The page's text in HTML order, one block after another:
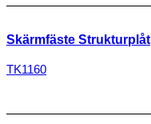
Skärmfäste Strukturplåt
TK1160